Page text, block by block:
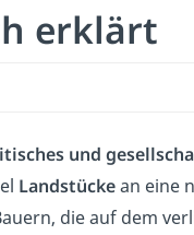
erklärt
und
Landstückean eine
die auf dem